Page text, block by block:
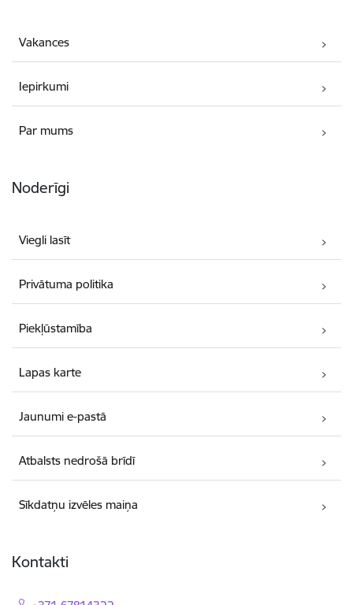
Vakances
Iepirkumi
Par mums
Noderīgi
Viegli lasīt
Privātuma politika
Piekļūstamība
Lapas karte
Jaunumi e-pastā
Atbalsts nedrošā brīdī
Sīkdatņu izvēles maiņa
Kontakti